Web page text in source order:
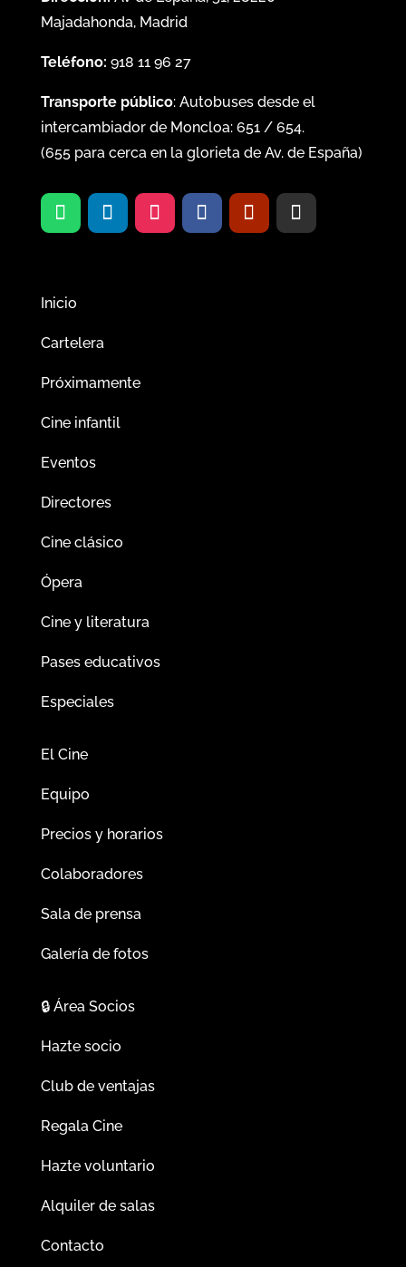
Majadahonda, Madrid
Teléfono: 918 11 96 27
Transporte público: Autobuses desde el
intercambiador de Moncloa: 651/ 654.
(655para cerca en la glorieta de Av. de España)
Inicio
Cartelera
Próximamente
Cine infantil
Eventos
Directores
Cine clásico
Ópera
Cine y literatura
Pases educativos
Especiales
El Cine
Equipo
Precios y horarios
Colaboradores
Sala de prensa
Galería de fotos
🔒Área Socios
Hazte socio
Club de ventajas
Regala Cine
Hazte voluntario
Alquiler de salas
Contacto